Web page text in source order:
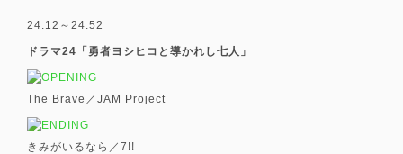
24:12～24:52
ドラマ24「勇者ヨシヒコと導かれし七人」
The Brave／JAM Project
きみがいるなら／7!!